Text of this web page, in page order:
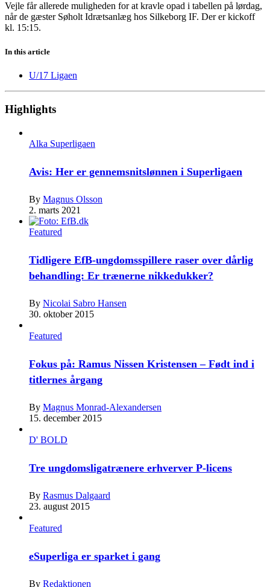
Vejle får allerede muligheden for at kravle opad i tabellen på lørdag,
når de gæster Søholt Idrætsanlæg hos Silkeborg IF. Der er kickoff
kl. 15:15.
In this article
U/17 Ligaen
Highlights
Alka Superligaen
Avis: Her er gennemsnitslønnen i Superligaen
By Magnus Olsson
2. marts 2021
Featured
Tidligere EfB-ungdomsspillere raser over dårlig
behandling: Er trænerne nikkedukker?
By Nicolai Sabro Hansen
30. oktober 2015
Featured
Fokus på: Ramus Nissen Kristensen – Født ind i
titlernes årgang
By Magnus Monrad-Alexandersen
15. december 2015
D' BOLD
Tre ungdomsligatrænere erhverver P-licens
By Rasmus Dalgaard
23. august 2015
Featured
eSuperliga er sparket i gang
By Redaktionen